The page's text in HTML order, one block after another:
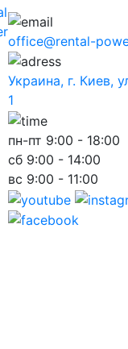
office@rental-
Украина, г. Киев,
1
пн-пт 9:00 - 18:00
сб 9:00 - 14:00
вс 9:00 - 11:00